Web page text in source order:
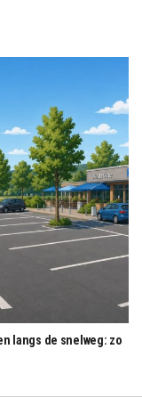
langs de snelweg: zo